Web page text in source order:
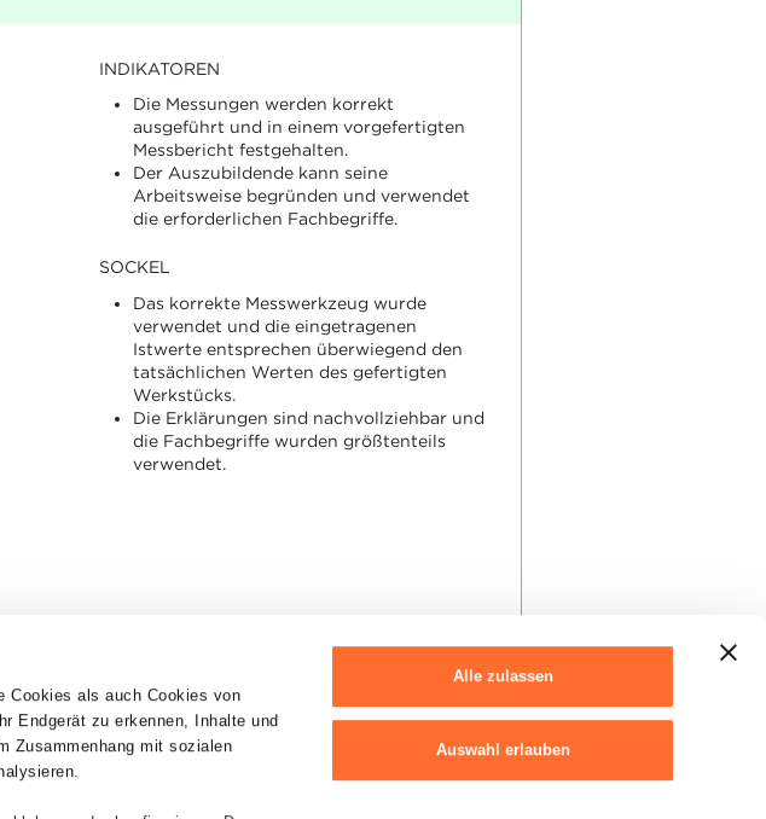
Cookies als auch Cookies von
Endgerät zu erkennen, Inhalte und
Zusammenhang mit sozialen
Alle zulassen
Auswahl erlauben
INDIKATOREN
Die Messungen werden korrekt
ausgeführt und in einem vorgefertigten
Messbericht festgehalten.
Der Auszubildende kann seine
Arbeitsweise begründen und verwendet
die erforderlichen Fachbegriffe.
SOCKEL
Das korrekte Messwerkzeug wurde
verwendet und die eingetragenen
Istwerte entsprechen überwiegend den
tatsächlichen Werten des gefertigten
Werkstücks.
Die Erklärungen sind nachvollziehbar und
die Fachbegriffe wurden größtenteils
verwendet.